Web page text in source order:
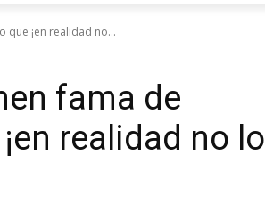
que ¡en realidad no...
fama de
realidad no lo